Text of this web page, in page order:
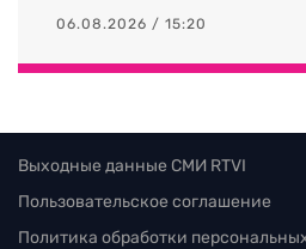
06.08.2026 / 15:20
Выходные данные СМИ RTVI
Пользовательское соглашение
Политика обработки